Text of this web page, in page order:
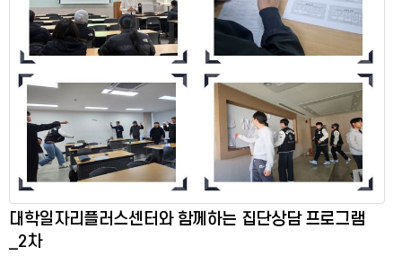
대학일자리플러스센터와 함께하는 집단상담 프로그램
_2차